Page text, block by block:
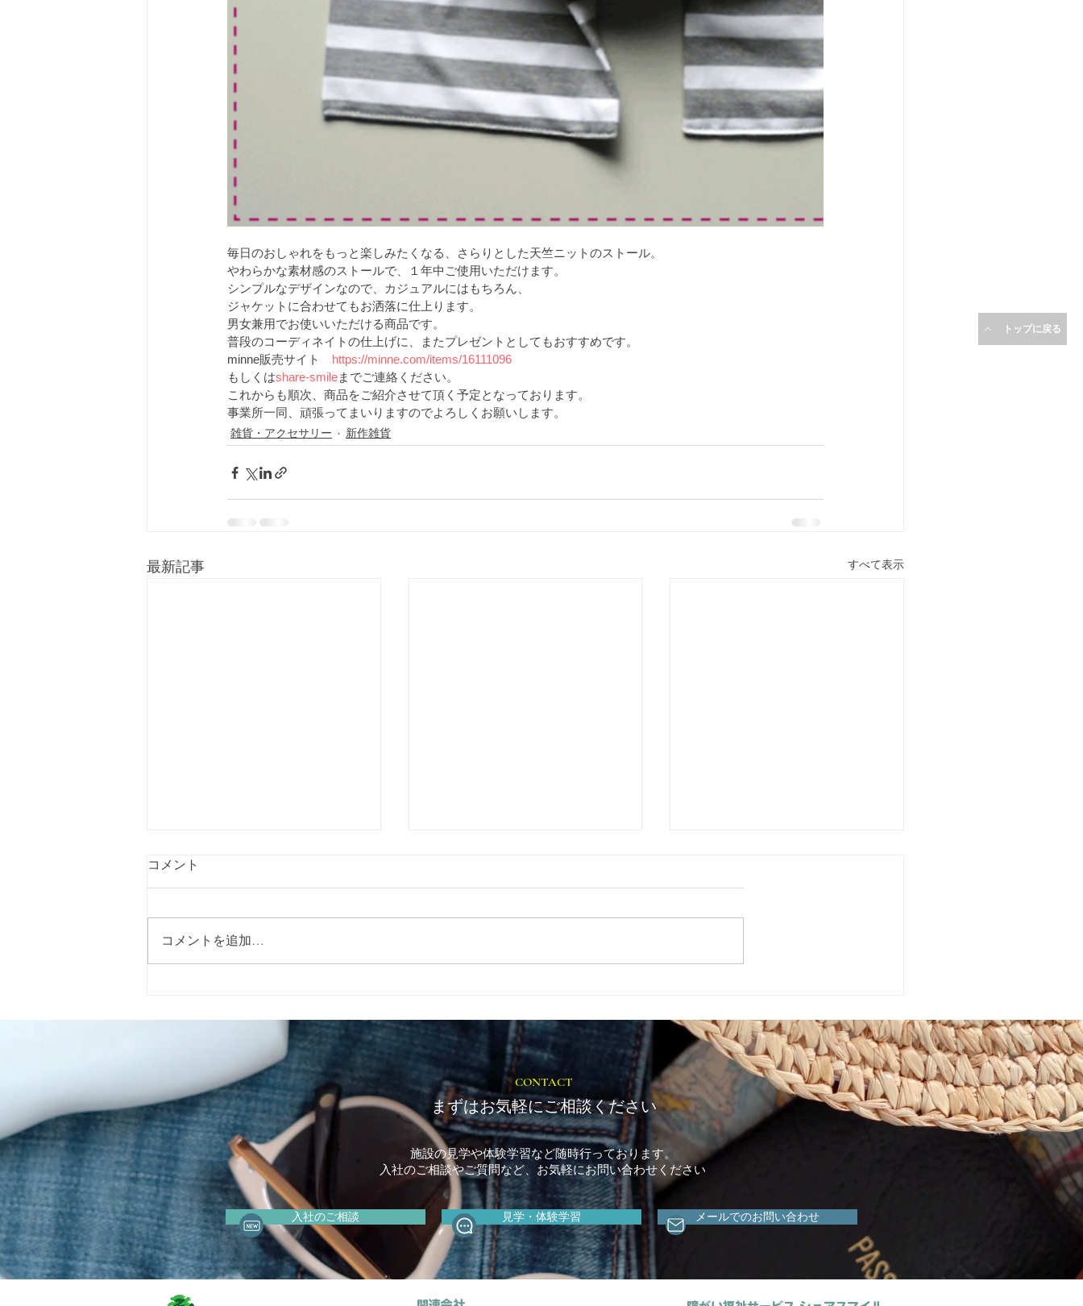
トップに戻る
毎日のおしゃれをもっと楽しみたくなる、さらりとした天竺ニットのストール。
やわらかな素材感のストールで、１年中ご使用いただけます。
シンプルなデザインなので、カジュアルにはもちろん、
ジャケットに合わせてもお洒落に仕上ります。
男女兼用でお使いいただける商品です。
普段のコーディネイトの仕上げに、またプレゼントとしてもおすすめです。
minne販売サイト https://minne.com/items/16111096
もしくはshare-smileまでご連絡ください。
これからも順次、商品をご紹介させて頂く予定となっております。
事業所一同、頑張ってまいりますのでよろしくお願いします。
雑貨・アクセサリー 新作雑貨
最新記事 すべて表示
リボンマルシェ」 に出店いた
コメント
コメントを追加…
CONTACT
まずはお気軽にご相談ください
施設の見学や体験学習など随時行っております。
入社のご相談やご質問など、お気軽にお問い合わせください
入社のご相談 見学・体験学習 メールでのお問い合わせ